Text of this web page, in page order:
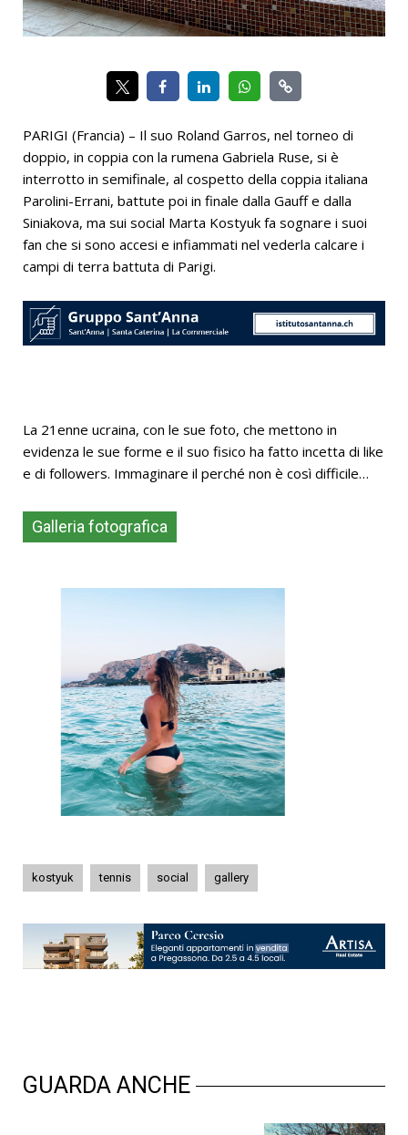
PARIGI (Francia) – Il suo Roland Garros, nel torneo di
doppio, in coppia con la rumena Gabriela Ruse, si è
interrotto in semifinale, al cospetto della coppia italiana
Parolini-Errani, battute poi in finale dalla Gauff e dalla
Siniakova, ma sui social Marta Kostyuk fa sognare i suoi
fan che si sono accesi e infiammati nel vederla calcare i
campi di terra battuta di Parigi.
La 21enne ucraina, con le sue foto, che mettono in
evidenza le sue forme e il suo fisico ha fatto incetta di like
e di followers. Immaginare il perché non è così difficile…
Galleria fotografica
kostyuk tennis social gallery
GUARDA ANCHE